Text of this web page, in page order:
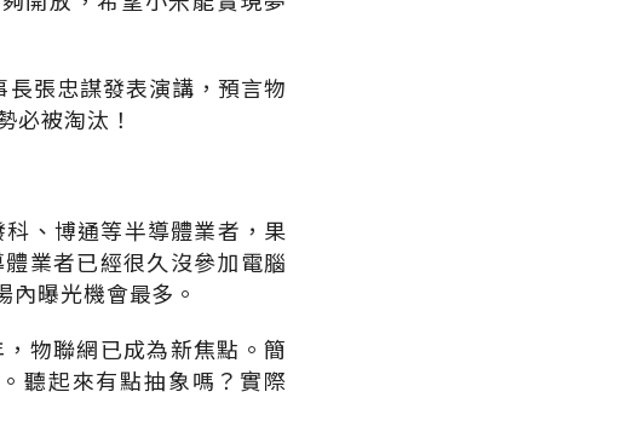
張忠謀發表演講，預言物
被淘汰！
、博通等半導體業者，果
業者已經很久沒參加電腦
曝光機會最多。
物聯網已成為新焦點。簡
聽起來有點抽象嗎？實際